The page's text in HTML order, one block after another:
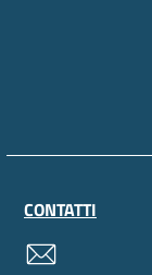
CONTATTI